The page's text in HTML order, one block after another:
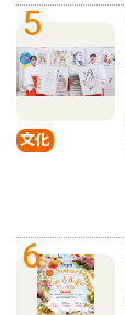
5
文化
6